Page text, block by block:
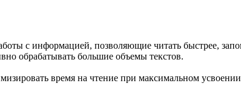
с информацией, позволяющие читать быстрее,
обрабатывать большие объемы текстов.
время на чтение при максимальном